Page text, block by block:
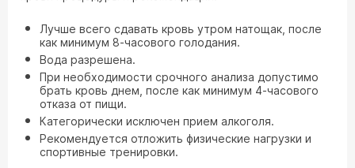
Лучше всего сдавать кровь утром натощак, после
как минимум 8-часового голодания.
Вода разрешена.
При необходимости срочного анализа допустимо
брать кровь днем, после как минимум 4-часового
отказа от пищи.
Категорически исключен прием алкоголя.
Рекомендуется отложить физические нагрузки и
спортивные тренировки.